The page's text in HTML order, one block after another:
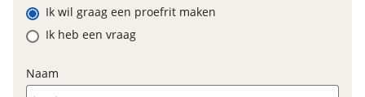
BOVAG Garantie
Fabrieksgarantie van
Ik wil graag een proefrit maken
Ik heb een vraag
Naam